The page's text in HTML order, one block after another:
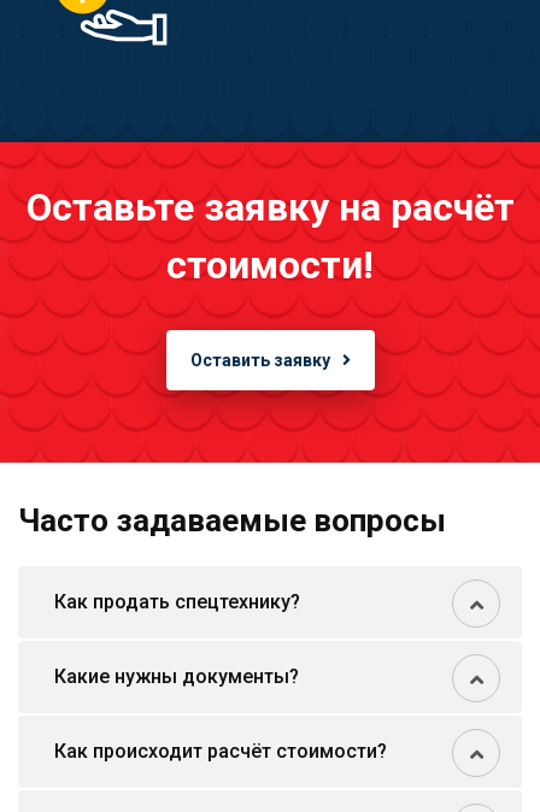
Оставьте заявку на расчёт
стоимости!
Оставить заявку
Часто задаваемые вопросы
Как продать спецтехнику?
Какие нужны документы?
Как происходит расчёт стоимости?